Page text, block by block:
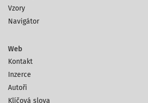
Vzory
Navigátor
Web
Kontakt
Inzerce
Autoři
Klíčová slova